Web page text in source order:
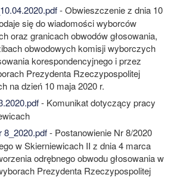
- Obwieszczenie z dnia 10
się do wiadomości wyborców
oraz granicach obwodów głosowania,
obwodowych komisji wyborczych
korespondencyjnego i przez
Prezydenta Rzeczypospolitej
na dzień 10 maja 2020 r.
- Komunikat dotyczący pracy
8_2020.pdf- Postanowienie Nr 8/2020
w Skierniewicach II z dnia 4 marca
odrębnego obwodu głosowania w
Prezydenta Rzeczypospolitej